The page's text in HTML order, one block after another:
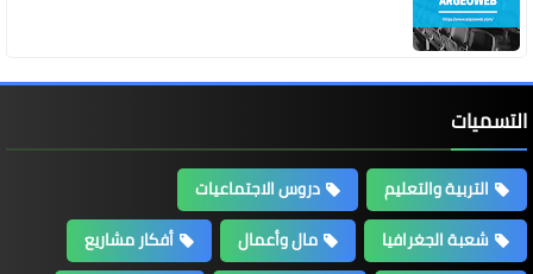
التسميات
التربية والتعليم
دروس الاجتماعيات
شعبة الجغرافيا
مال وأعمال
أفكار مشاريع